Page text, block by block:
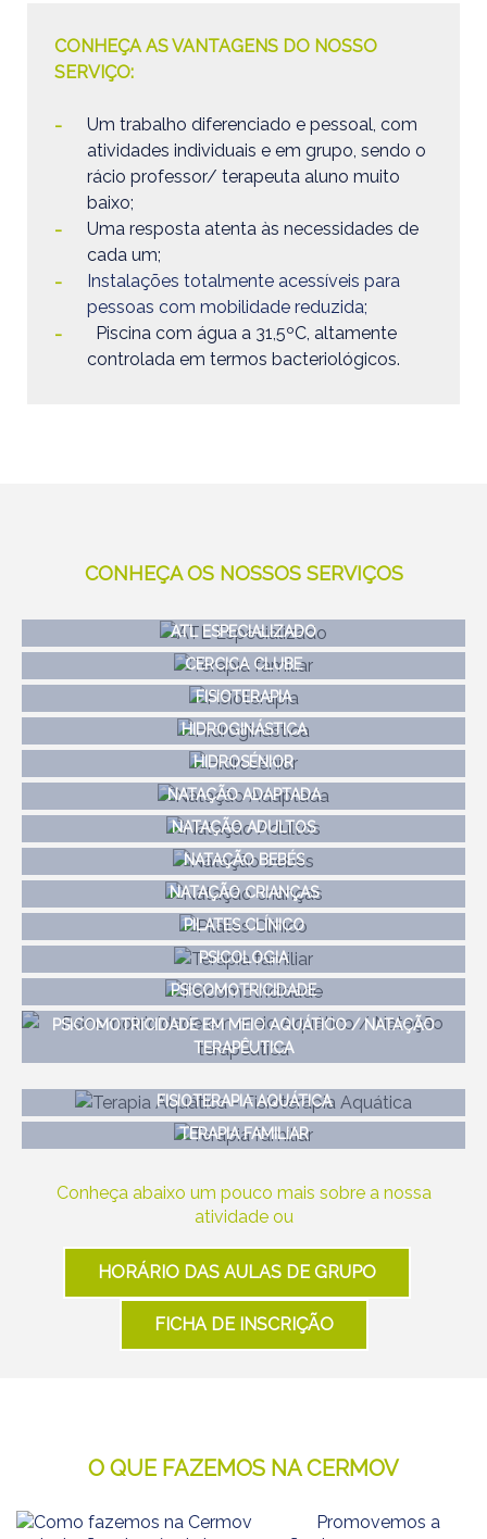
CONHEÇA AS VANTAGENS DO NOSSO
SERVIÇO:
Um trabalho diferenciado e pessoal, com
atividades individuais e em grupo, sendo o
rácio professor/ terapeuta aluno muito
baixo;
Uma resposta atenta às necessidades de
cada um;
Instalações totalmente acessíveis para
pessoas com mobilidade reduzida;
Piscina com água a 31,5ºC, altamente
controlada em termos bacteriológicos.
CONHEÇA OS NOSSOS SERVIÇOS
ATL ESPECIALIZADO
CERCICA CLUBE
FISIOTERAPIA
HIDROGINÁSTICA
HIDROSÉNIOR
NATAÇÃO ADAPTADA
NATAÇÃO ADULTOS
NATAÇÃO BEBÉS
NATAÇÃO CRIANÇAS
PILATES CLÍNICO
PSICOLOGIA
PSICOMOTRICIDADE
PSICOMOTRICIDADE EM MEIO AQUÁTICO / NATAÇÃO
TERAPÊUTICA
FISIOTERAPIA AQUÁTICA
TERAPIA FAMILIAR
Conheça abaixo um pouco mais sobre a nossa
atividade ou
HORÁRIO DAS AULAS DE GRUPO
FICHA DE INSCRIÇÃO
O QUE FAZEMOS NA CERMOV
Promovemos a